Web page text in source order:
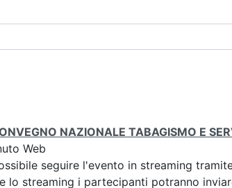
NAZIONALE TABAGISMO E
Web
seguire l'evento in streaming
lo streaming i partecipanti potranno